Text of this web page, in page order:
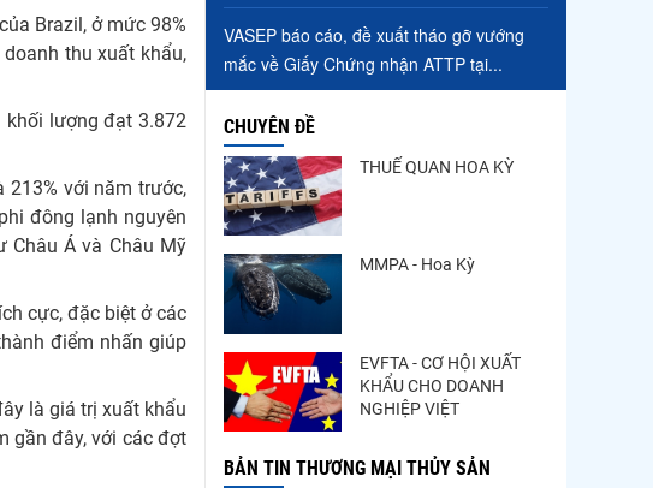
Brazil, ở mức 98%
thu xuất khẩu,
khối lượng đạt 3.872
213% với năm trước,
đông lạnh nguyên
Á và Châu Mỹ
cực, đặc biệt ở các
điểm nhấn giúp
là giá trị xuất khẩu
gần đây, với các đợt
Vietfish 2026: Sẵn sàng
cho chuỗi...
VASEP báo cáo, đề xuất tháo gỡ vướng
mắc về Giấy Chứng nhận ATTP tại...
CHUYÊN ĐỀ
THUẾ QUAN HOA KỲ
MMPA - Hoa Kỳ
EVFTA - CƠ HỘI XUẤT
KHẨU CHO DOANH
NGHIỆP VIỆT
BẢN TIN THƯƠNG MẠI THỦY SẢN